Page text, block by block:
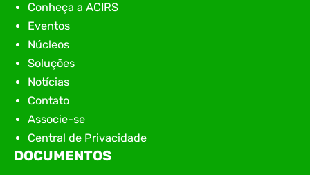
Conheça a ACIRS
Eventos
Núcleos
Soluções
Notícias
Contato
Associe-se
Central de Privacidade
DOCUMENTOS